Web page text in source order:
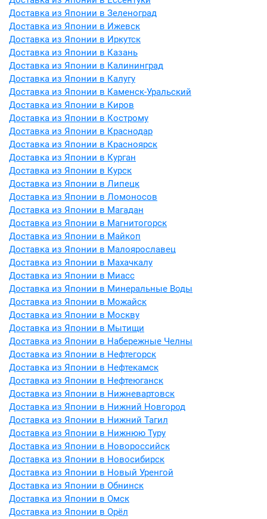
Доставка из Японии в Зеленоград
Доставка из Японии в Ижевск
Доставка из Японии в Иркутск
Доставка из Японии в Казань
Доставка из Японии в Калининград
Доставка из Японии в Калугу
Доставка из Японии в Каменск-Уральский
Доставка из Японии в Киров
Доставка из Японии в Кострому
Доставка из Японии в Краснодар
Доставка из Японии в Красноярск
Доставка из Японии в Курган
Доставка из Японии в Курск
Доставка из Японии в Липецк
Доставка из Японии в Ломоносов
Доставка из Японии в Магадан
Доставка из Японии в Магнитогорск
Доставка из Японии в Майкоп
Доставка из Японии в Малоярославец
Доставка из Японии в Махачкалу
Доставка из Японии в Миасс
Доставка из Японии в Минеральные Воды
Доставка из Японии в Можайск
Доставка из Японии в Москву
Доставка из Японии в Мытищи
Доставка из Японии в Набережные Челны
Доставка из Японии в Нефтегорск
Доставка из Японии в Нефтекамск
Доставка из Японии в Нефтеюганск
Доставка из Японии в Нижневартовск
Доставка из Японии в Нижний Новгород
Доставка из Японии в Нижний Тагил
Доставка из Японии в Нижнюю Туру
Доставка из Японии в Новороссийск
Доставка из Японии в Новосибирск
Доставка из Японии в Новый Уренгой
Доставка из Японии в Обнинск
Доставка из Японии в Омск
Доставка из Японии в Орёл